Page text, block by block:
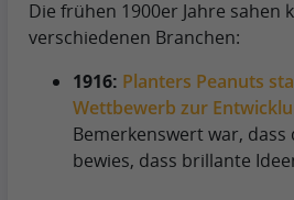
Die frühen 1900er Jahre
verschiedenen Branchen:
1916: Planters Peanuts
Wettbewerb zur
Bemerkenswert war,
bewies, dass brillante